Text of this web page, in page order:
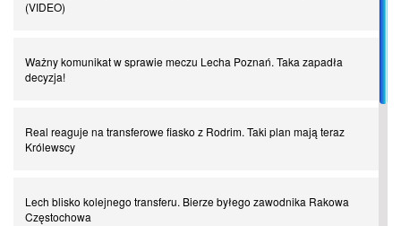
Czar z Czarnego Lądu, czyli Pep Guardiola kontra Afryka
Powrót do Ekstraklasy. Kolejny sen Miedzi Legnica
(VIDEO)
Ważny komunikat w sprawie meczu Lecha Poznań. Taka zapadła
decyzja!
Real reaguje na transferowe fiasko z Rodrim. Taki plan mają teraz
Królewscy
Lech blisko kolejnego transferu. Bierze byłego zawodnika Rakowa
Częstochowa